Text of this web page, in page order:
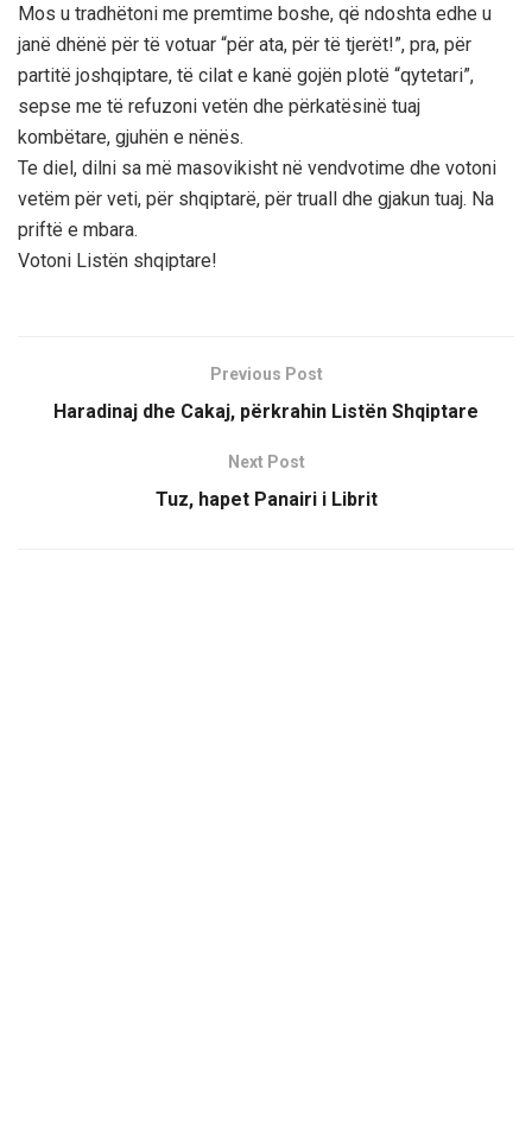
Mos u tradhëtoni me premtime boshe, që ndoshta edhe u
janë dhënë për të votuar “për ata, për të tjerët!”, pra, për
partitë joshqiptare, të cilat e kanë gojën plotë “qytetari”,
sepse me të refuzoni vetën dhe përkatësinë tuaj
kombëtare, gjuhën e nënës.
Te diel, dilni sa më masovikisht në vendvotime dhe votoni
vetëm për veti, për shqiptarë, për truall dhe gjakun tuaj. Na
priftë e mbara.
Votoni Listën shqiptare!
Previous Post
Haradinaj dhe Cakaj, përkrahin Listën Shqiptare
Next Post
Tuz, hapet Panairi i Librit